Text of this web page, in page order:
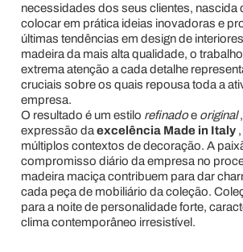
necessidades dos seus clientes, nascida
colocar em prática ideias inovadoras e
últimas tendências em design de
madeira da mais alta qualidade, o
extrema atenção a cada detalhe
cruciais sobre os quais repousa toda a
empresa.
O resultado é um estilo refinadoe original,
expressão da excelência Made in Italy,
múltiplos contextos de decoração. A
compromisso diário da empresa no
madeira maciça contribuem para dar
cada peça de mobiliário da coleção.
para a noite de personalidade forte,
clima contemporâneo irresistível.